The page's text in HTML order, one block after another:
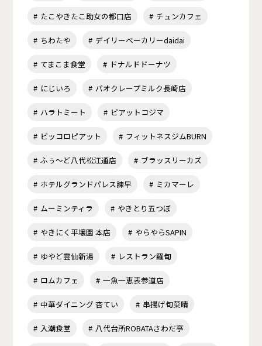
たこやきたこ助女の都口店 チュンカフェ
ちわたや デイリーベーカリーdaidai
てまこま食堂 ドナルドドーナツ
にじいろ パオクレープミルク長崎店
ハラトミート ピアットコジマ
ピッコロピアット フィットネスジムBURN
ふぅ～ど八代松江通店 ブラッスリーカズ
ホテルグランドパレス諫早 ミカマーレ
ムーミンティラ やきとり五つぼ
やきにく平壌園 本店 やらやらSAPIN
ゆやど雲仙新湯 レストラン羅甸
ロムカフェ 一魚一恵表参道店
中華ダイニング 杏てい 串揚げ旬菜晴
入潮食堂 八代台所ROBATAさわだ亭